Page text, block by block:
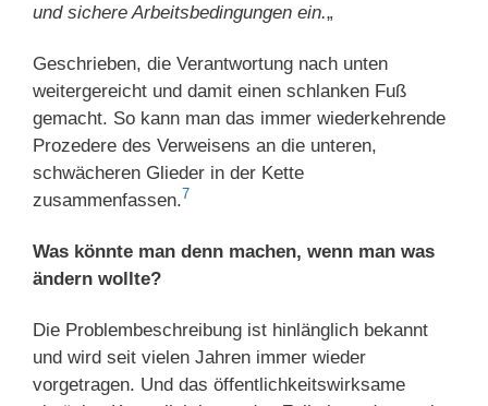
und sichere Arbeitsbedingungen ein.„
Geschrieben, die Verantwortung nach unten
weitergereicht und damit einen schlanken Fuß
gemacht. So kann man das immer wiederkehrende
Prozedere des Verweisens an die unteren,
schwächeren Glieder in der Kette
zusammenfassen.7
Was könnte man denn machen, wenn man was
ändern wollte?
Die Problembeschreibung ist hinlänglich bekannt
und wird seit vielen Jahren immer wieder
vorgetragen. Und das öffentlichkeitswirksame